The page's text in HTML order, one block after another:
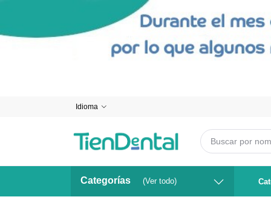
Idioma
Categorías (Ver todo)